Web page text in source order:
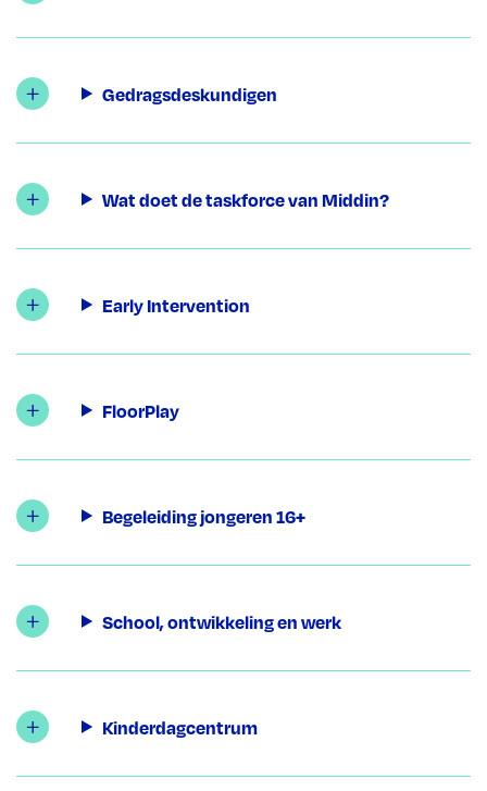
Gedragsdeskundigen
Wat doet de taskforce van Middin?
Early Intervention
FloorPlay
Begeleiding jongeren 16+
School, ontwikkeling en werk
Kinderdagcentrum